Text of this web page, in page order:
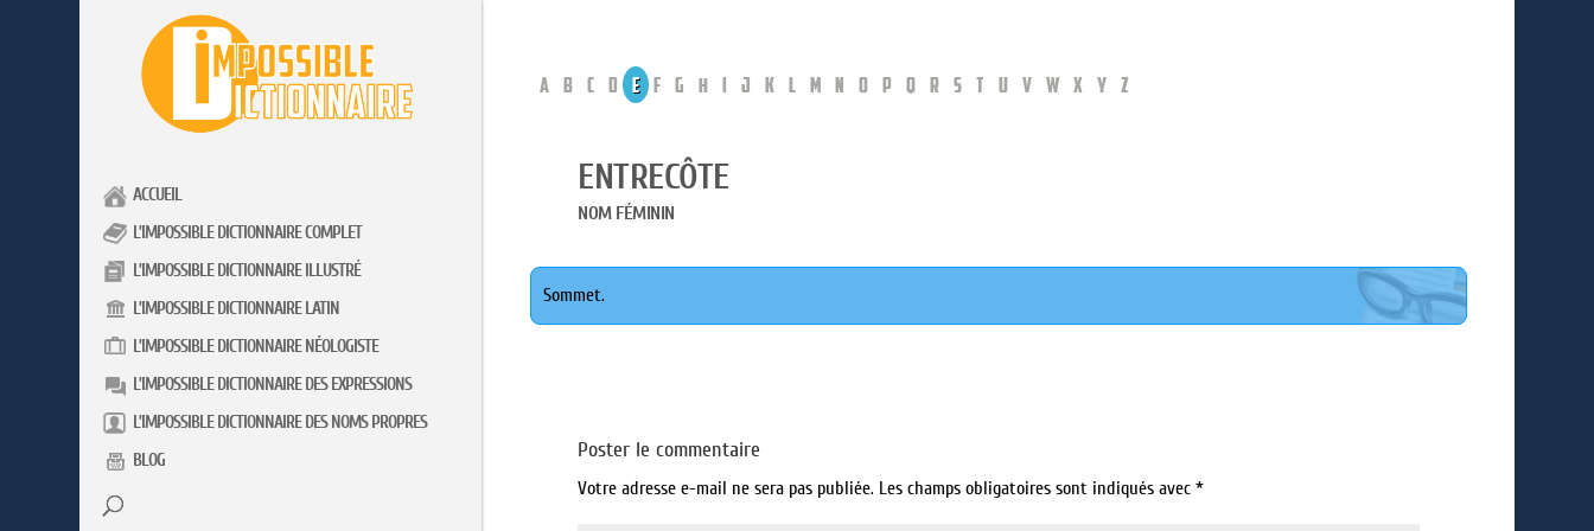
ACCUEIL
L’IMPOSSIBLE DICTIONNAIRE COMPLET
L’IMPOSSIBLE DICTIONNAIRE ILLUSTRÉ
L’IMPOSSIBLE DICTIONNAIRE LATIN
L’IMPOSSIBLE DICTIONNAIRE NÉOLOGISTE
L’IMPOSSIBLE DICTIONNAIRE DES EXPRESSIONS
L’IMPOSSIBLE DICTIONNAIRE DES NOMS PROPRES
BLOG
A B C D E F G H I J K L M N O P Q R S T U V W X Y Z
ENTRECÔTE
NOM FÉMININ
Sommet.
Poster le commentaire
Votre adresse e-mail ne sera pas publiée. Les champs obligatoires sont indiqués avec*